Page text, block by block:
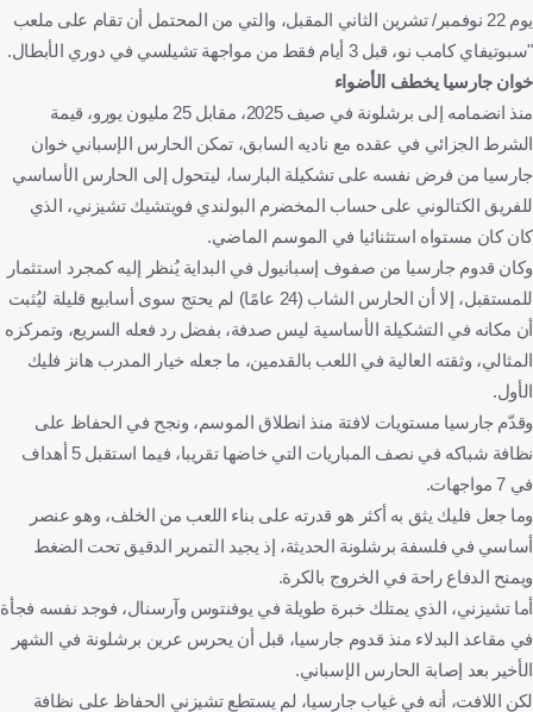
يوم 22 نوفمبر/ تشرين الثاني المقبل، والتي من المحتمل أن تقام على ملعب
"سبوتيفاي كامب نو، قبل 3 أيام فقط من مواجهة تشيلسي في دوري الأبطال.
خوان جارسيا يخطف الأضواء
منذ انضمامه إلى برشلونة في صيف 2025، مقابل 25 مليون يورو، قيمة
الشرط الجزائي في عقده مع ناديه السابق، تمكن الحارس الإسباني خوان
جارسيا من فرض نفسه على تشكيلة البارسا، ليتحول إلى الحارس الأساسي
للفريق الكتالوني على حساب المخضرم البولندي فويتشيك تشيزني، الذي
كان كان مستواه استثنائيا في الموسم الماضي.
وكان قدوم جارسيا من صفوف إسبانيول في البداية يُنظر إليه كمجرد استثمار
للمستقبل، إلا أن الحارس الشاب (24 عامًا) لم يحتج سوى أسابيع قليلة ليُثبت
أن مكانه في التشكيلة الأساسية ليس صدفة، بفضل رد فعله السريع، وتمركزه
المثالي، وثقته العالية في اللعب بالقدمين، ما جعله خيار المدرب هانز فليك
الأول.
وقدّم جارسيا مستويات لافتة منذ انطلاق الموسم، ونجح في الحفاظ على
نظافة شباكه في نصف المباريات التي خاضها تقريبا، فيما استقبل 5 أهداف
في 7 مواجهات.
وما جعل فليك يثق به أكثر هو قدرته على بناء اللعب من الخلف، وهو عنصر
أساسي في فلسفة برشلونة الحديثة، إذ يجيد التمرير الدقيق تحت الضغط
ويمنح الدفاع راحة في الخروج بالكرة.
أما تشيزني، الذي يمتلك خبرة طويلة في يوفنتوس وآرسنال، فوجد نفسه فجأة
في مقاعد البدلاء منذ قدوم جارسيا، قبل أن يحرس عرين برشلونة في الشهر
الأخير بعد إصابة الحارس الإسباني.
لكن اللافت، أنه في غياب جارسيا، لم يستطع تشيزني الحفاظ على نظافة